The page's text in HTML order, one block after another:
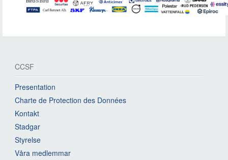
CCSF
Presentation
Charte de Protection des Données
Kontakt
Stadgar
Styrelse
Våra medlemmar